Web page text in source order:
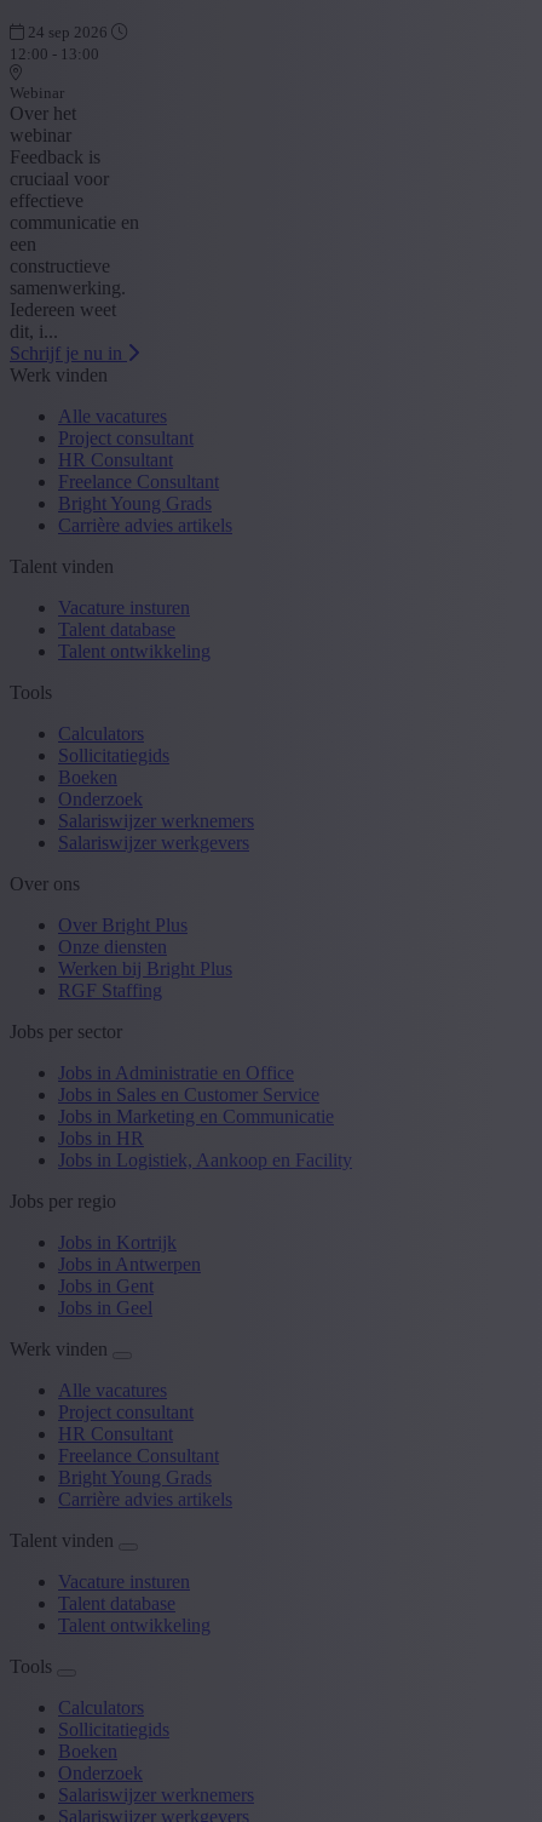
24 sep 2026
12:00 - 13:00
Webinar
Over het
webinar
Feedback is
cruciaal voor
effectieve
communicatie en
een
constructieve
samenwerking.
Iedereen weet
dit, i...
Schrijf je nu in
Werk vinden
Alle vacatures
Project consultant
HR Consultant
Freelance Consultant
Bright Young Grads
Carrière advies artikels
Talent vinden
Vacature insturen
Talent database
Talent ontwikkeling
Tools
Calculators
Sollicitatiegids
Boeken
Onderzoek
Salariswijzer werknemers
Salariswijzer werkgevers
Over ons
Over Bright Plus
Onze diensten
Werken bij Bright Plus
RGF Staffing
Jobs per sector
Jobs in Administratie en Office
Jobs in Sales en Customer Service
Jobs in Marketing en Communicatie
Jobs in HR
Jobs in Logistiek, Aankoop en Facility
Jobs per regio
Jobs in Kortrijk
Jobs in Antwerpen
Jobs in Gent
Jobs in Geel
Werk vinden
Alle vacatures
Project consultant
HR Consultant
Freelance Consultant
Bright Young Grads
Carrière advies artikels
Talent vinden
Vacature insturen
Talent database
Talent ontwikkeling
Tools
Calculators
Sollicitatiegids
Boeken
Onderzoek
Salariswijzer werknemers
Salariswijzer werkgevers